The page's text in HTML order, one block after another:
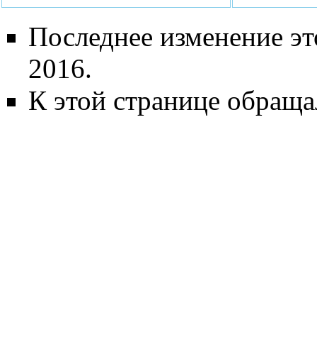
Последнее изменение
2016.
К этой странице